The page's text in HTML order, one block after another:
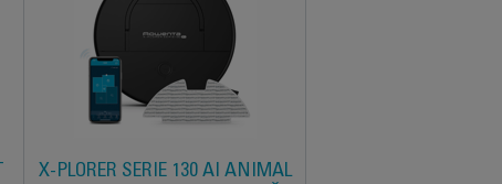
X-PLORER SERIE 130 AI ANIMAL